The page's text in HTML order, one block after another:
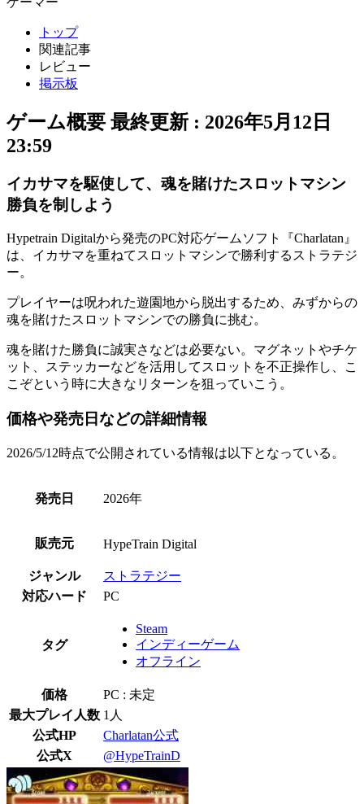
トップ
関連記事
レビュー
掲示板
ゲーム概要 最終更新 : 2026年5月12日
23:59
イカサマを駆使して、魂を賭けたスロットマシン
勝負を制しよう
Hypetrain Digitalから発売のPC対応ゲームソフト『Charlatan』
は、イカサマを重ねてスロットマシンで勝利するストラテジ
ー。
プレイヤーは呪われた遊園地から脱出するため、 みずからの
魂を賭けたスロットマシンでの勝負に挑む。
魂を賭けた勝負に誠実さなどは必要ない。マグネットやチケ
ット、ステッカーなどを活用してスロットを不正操作し、こ
こぞという時に大きなリターンを狙っていこう。
価格や発売日などの詳細情報
2026/5/12時点で公開されている情報は以下となっている。
発売日 2026年
販売元 HypeTrain Digital
ジャンル
ストラテジー
対応ハード
PC
タグ
Steam
インディーゲーム
オフライン
価格
PC : 未定
最大プレイ人数 1人
公式HP
Charlatan公式
公式X
@HypeTrainD